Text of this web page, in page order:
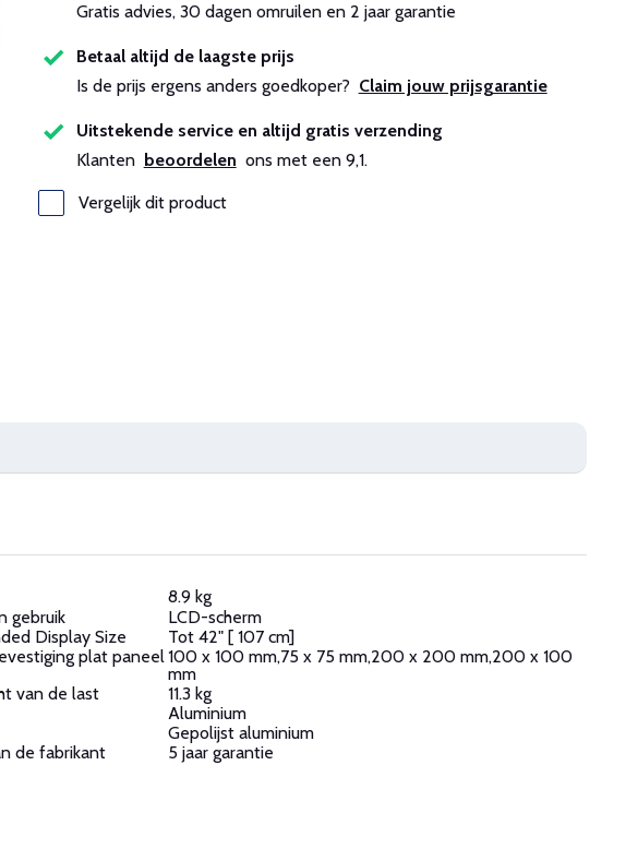
Gratis advies, 30 dagen omruilen en 2 jaar garantie
Betaal altijd de laagste prijs
Is de prijs ergens anders goedkoper? Claim jouw prijsgarantie
Uitstekende service en altijd gratis verzending
Klanten beoordelen ons met een 9,1.
Vergelijk dit product
8.9 kg
gebruik
LCD-scherm
Display Size
Tot 42" [ 107 cm]
plat paneel 100 x 100 mm,75 x 75 mm,200 x 200 mm,200 x 100
mm
van de last
11.3 kg
Aluminium
Gepolijst aluminium
de fabrikant
5 jaar garantie